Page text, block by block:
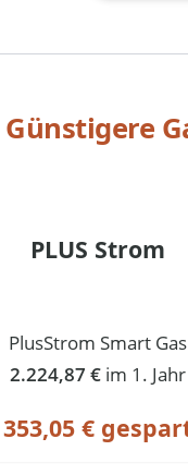
Günstigere
PLUS Strom
PlusStrom Smart Gas
2.224,87 € im 1. Jahr
353,05 €